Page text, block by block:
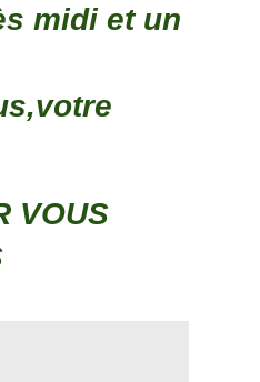
midi et un
VOUS